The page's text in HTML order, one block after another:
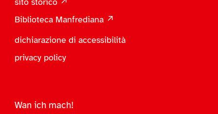
Biblioteca Manfrediana ↗
dichiarazione di accessibilità
privacy policy
Wan ich mach!